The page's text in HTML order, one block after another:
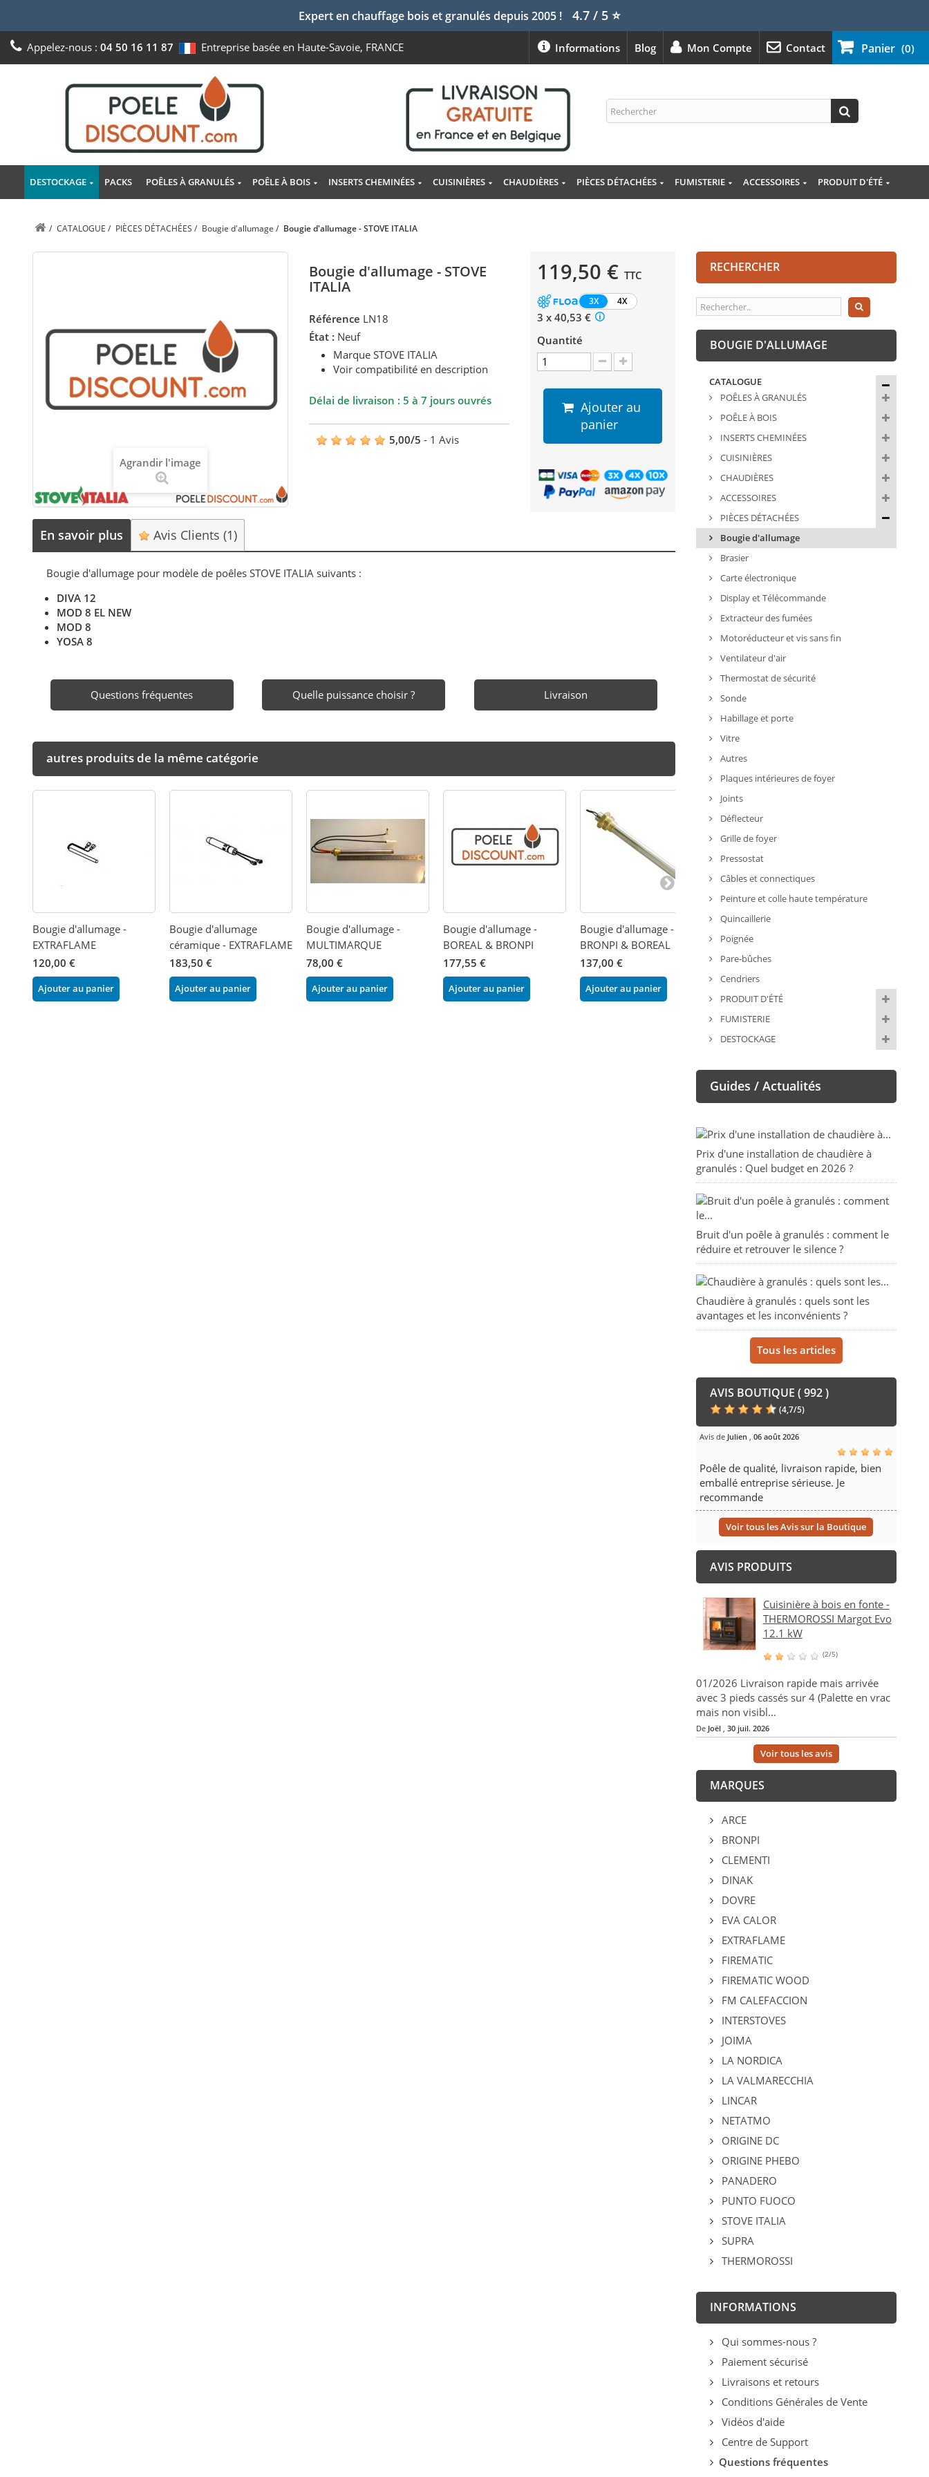
Expert en chauffage bois et granulés depuis 2005 ! 4.7 / 5⭐
Panier (0)
Appelez-nous : 04 50 16 11 87 Entreprise basée en Haute-Savoie, FRANCE Contact
Mon Compte
Blog
Informations
DESTOCKAGE PACKS POÊLES À GRANULÉS POÊLE À BOIS INSERTS CHEMINÉES CUISINIÈRES CHAUDIÈRES PIÈCES DÉTACHÉES FUMISTERIE ACCESSOIRES PRODUIT D'ÉTÉ
/ CATALOGUE / PIÈCES DÉTACHÉES / Bougie d'allumage / Bougie d'allumage - STOVE ITALIA
Agrandir l'image
Bougie d'allumage - STOVE
ITALIA
Référence LN18
État : Neuf
Marque STOVE ITALIA
Voir compatibilité en description
Délai de livraison : 5 à 7 jours ouvrés
5,00/5 - 1 Avis
119,50 € TTC
3X 4X
3 x 40,53 €
Quantité
Ajouter au
panier
En savoir plus Avis Clients(1)
Bougie d'allumage pour modèle de poêles STOVE ITALIA suivants :
DIVA 12
MOD 8 EL NEW
MOD 8
YOSA 8
Questions fréquentes Quelle puissance choisir ? Livraison
autres produits de la même catégorie
Bougie d'allumage -
EXTRAFLAME
120,00 €
Ajouter au panier
Bougie d'allumage
céramique - EXTRAFLAME
183,50 €
Ajouter au panier
Bougie d'allumage -
MULTIMARQUE
78,00 €
Ajouter au panier
Bougie d'allumage -
BOREAL & BRONPI
177,55 €
Ajouter au panier
Bougie d'allumage -
BRONPI & BOREAL
137,00 €
Ajouter au panier
Famar KARIF Fenix 21-34
129,60 €
Ajouter au
RECHERCHER
BOUGIE D'ALLUMAGE
CATALOGUE
POÊLES À GRANULÉS
POÊLE À BOIS
INSERTS CHEMINÉES
CUISINIÈRES
CHAUDIÈRES
ACCESSOIRES
PIÈCES DÉTACHÉES
Bougie d'allumage
Brasier
Carte électronique
Display et Télécommande
Extracteur des fumées
Motoréducteur et vis sans fin
Ventilateur d'air
Thermostat de sécurité
Sonde
Habillage et porte
Vitre
Autres
Plaques intérieures de foyer
Joints
Déflecteur
Grille de foyer
Pressostat
Câbles et connectiques
Peinture et colle haute température
Quincaillerie
Poignée
Pare-bûches
Cendriers
PRODUIT D'ÉTÉ
FUMISTERIE
DESTOCKAGE
Guides / Actualités
Prix d'une installation de chaudière à
granulés : Quel budget en 2026 ?
Bruit d'un poêle à granulés : comment le
réduire et retrouver le silence ?
Chaudière à granulés : quels sont les
avantages et les inconvénients ?
Tous les articles
AVIS BOUTIQUE ( 992 )
(4,7/5)
Avis de Julien, 06 août 2026
Poêle de qualité, livraison rapide, bien
emballé entreprise sérieuse. Je
recommande
Voir tous les Avis sur la Boutique
AVIS PRODUITS
Cuisinière à bois en fonte -
THERMOROSSI Margot Evo
12.1 kW
(2/5)
01/2026 Livraison rapide mais arrivée
avec 3 pieds cassés sur 4 (Palette en vrac
mais non visibl...
De Joël, 30 juil. 2026
Voir tous les avis
MARQUES
ARCE
BRONPI
CLEMENTI
DINAK
DOVRE
EVA CALOR
EXTRAFLAME
FIREMATIC
FIREMATIC WOOD
FM CALEFACCION
INTERSTOVES
JOIMA
LA NORDICA
LA VALMARECCHIA
LINCAR
NETATMO
ORIGINE DC
ORIGINE PHEBO
PANADERO
PUNTO FUOCO
STOVE ITALIA
SUPRA
THERMOROSSI
INFORMATIONS
Qui sommes-nous ?
Paiement sécurisé
Livraisons et retours
Conditions Générales de Vente
Vidéos d'aide
Centre de Support
Questions fréquentes